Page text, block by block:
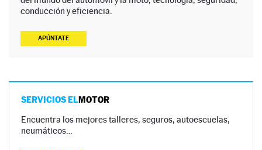
conducción y eficiencia.
APÚNTATE
SERVICIOS ELMOTOR
Encuentra los mejores talleres, seguros, autoescuelas,
neumáticos…